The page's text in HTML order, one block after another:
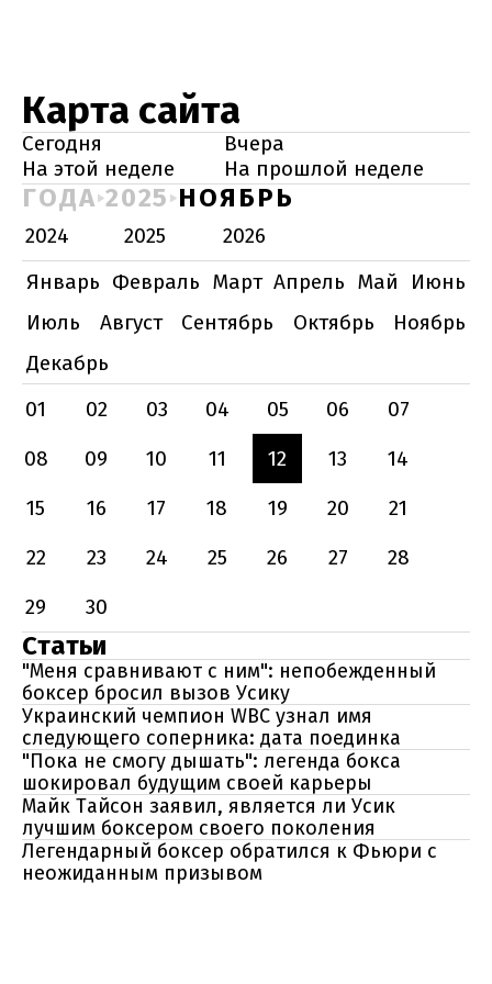
Карта сайта
Сегодня
Вчера
На этой неделе
На прошлой неделе
ГОДА 2025 НОЯБРЬ
2024 2025
2026
Январь Февраль Март Апрель Май
Июнь
Июль
Август Сентябрь Октябрь
Ноябрь
Декабрь
01
02 03 04 05 06
07
08
09 10 11 12 13
14
15
16 17 18 19 20
21
22
23 24 25 26 27
28
29
30
Статьи
"Меня сравнивают с ним": непобежденный
боксер бросил вызов Усику
Украинский чемпион WBC узнал имя
следующего соперника: дата поединка
"Пока не смогу дышать": легенда бокса
шокировал будущим своей карьеры
Майк Тайсон заявил, является ли Усик
лучшим боксером своего поколения
Легендарный боксер обратился к Фьюри с
неожиданным призывом